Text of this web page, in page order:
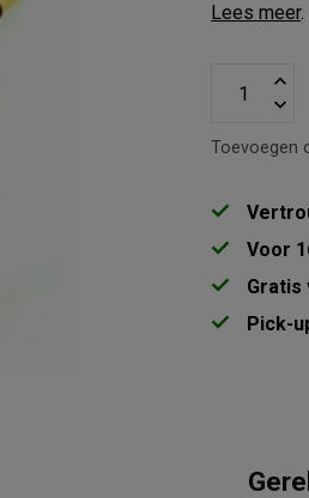
Lees meer.
Toevoegen
Voor
Gratis
Pick-